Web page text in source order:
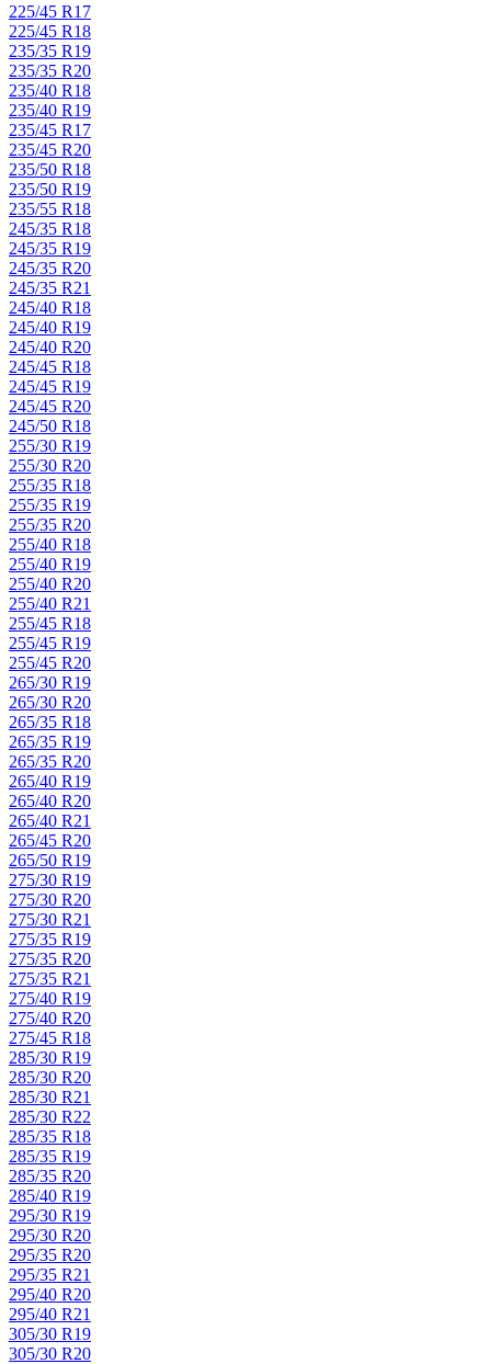
225/45 R17
225/45 R18
235/35 R19
235/35 R20
235/40 R18
235/40 R19
235/45 R17
235/45 R20
235/50 R18
235/50 R19
235/55 R18
245/35 R18
245/35 R19
245/35 R20
245/35 R21
245/40 R18
245/40 R19
245/40 R20
245/45 R18
245/45 R19
245/45 R20
245/50 R18
255/30 R19
255/30 R20
255/35 R18
255/35 R19
255/35 R20
255/40 R18
255/40 R19
255/40 R20
255/40 R21
255/45 R18
255/45 R19
255/45 R20
265/30 R19
265/30 R20
265/35 R18
265/35 R19
265/35 R20
265/40 R19
265/40 R20
265/40 R21
265/45 R20
265/50 R19
275/30 R19
275/30 R20
275/30 R21
275/35 R19
275/35 R20
275/35 R21
275/40 R19
275/40 R20
275/45 R18
285/30 R19
285/30 R20
285/30 R21
285/30 R22
285/35 R18
285/35 R19
285/35 R20
285/40 R19
295/30 R19
295/30 R20
295/35 R20
295/35 R21
295/40 R20
295/40 R21
305/30 R19
305/30 R20